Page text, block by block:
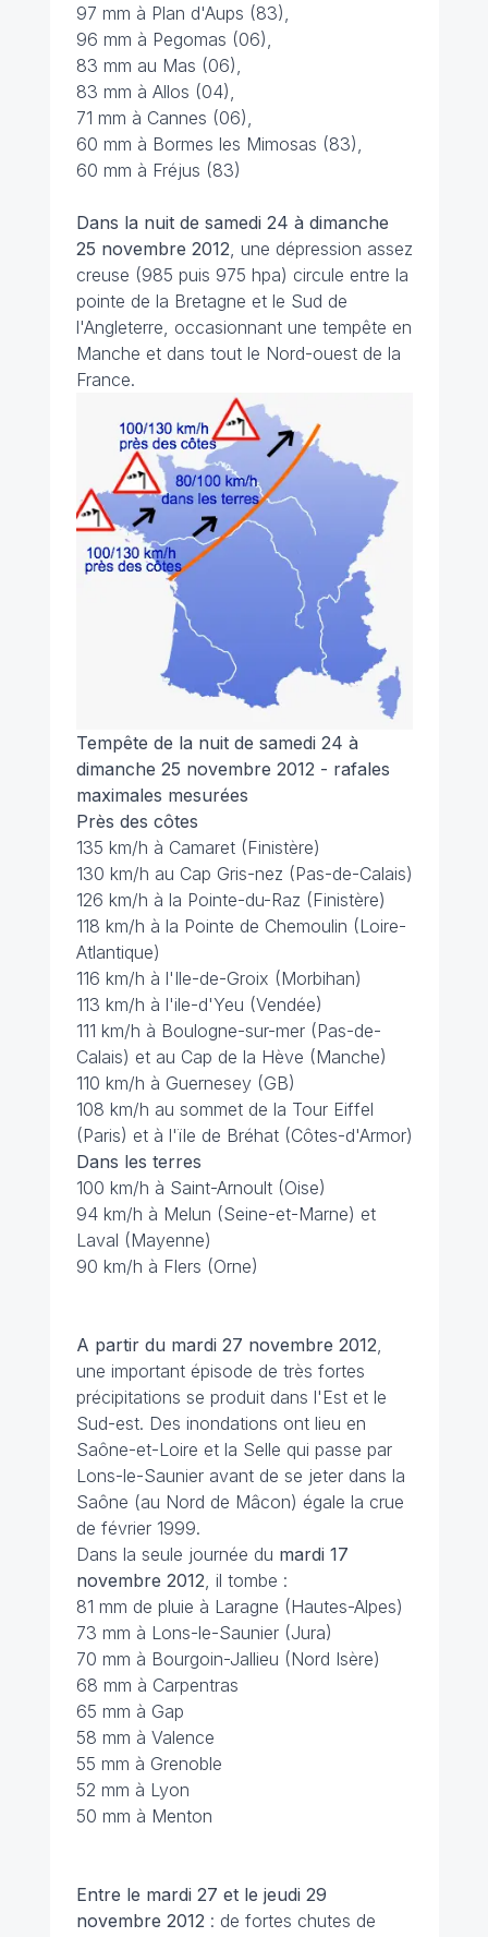
97 mm à Plan d'Aups (83),
96 mm à Pegomas (06),
83 mm au Mas (06),
83 mm à Allos (04),
71 mm à Cannes (06),
60 mm à Bormes les Mimosas (83),
60 mm à Fréjus (83)
Dans la nuit de samedi 24 à dimanche
25 novembre 2012 , une dépression assez
creuse (985 puis 975 hpa) circule entre la
pointe de la Bretagne et le Sud de
l'Angleterre, occasionnant une tempête en
Manche et dans tout le Nord-ouest de la
France.
Tempête de la nuit de samedi 24 à
dimanche 25 novembre 2012 - rafales
maximales mesurées
Près des côtes
135 km/h à Camaret (Finistère)
130 km/h au Cap Gris-nez (Pas-de-Calais)
126 km/h à la Pointe-du-Raz (Finistère)
118 km/h à la Pointe de Chemoulin (Loire-
Atlantique)
116 km/h à l'Ile-de-Groix (Morbihan)
113 km/h à l'ile-d'Yeu (Vendée)
111 km/h à Boulogne-sur-mer (Pas-de-
Calais) et au Cap de la Hève (Manche)
110 km/h à Guernesey (GB)
108 km/h au sommet de la Tour Eiffel
(Paris) et à l'ïle de Bréhat (Côtes-d'Armor)
Dans les terres
100 km/h à Saint-Arnoult (Oise)
94 km/h à Melun (Seine-et-Marne) et
Laval (Mayenne)
90 km/h à Flers (Orne)
A partir du mardi 27 novembre 2012
une important épisode de très fortes
précipitations se produit dans l'Est et le
Sud-est. Des inondations ont lieu en
Saône-et-Loire et la Selle qui passe par
Lons-le-Saunier avant de se jeter dans la
Saône (au Nord de Mâcon) égale la crue
de février 1999.
Dans la seule journée du mardi 17
novembre 2012 , il tombe :
81 mm de pluie à Laragne (Hautes-Alpes)
73 mm à Lons-le-Saunier (Jura)
70 mm à Bourgoin-Jallieu (Nord Isère)
68 mm à Carpentras
65 mm à Gap
58 mm à Valence
55 mm à Grenoble
52 mm à Lyon
50 mm à Menton
Entre le mardi 27 et le jeudi 29
novembre 2012 : de fortes chutes de